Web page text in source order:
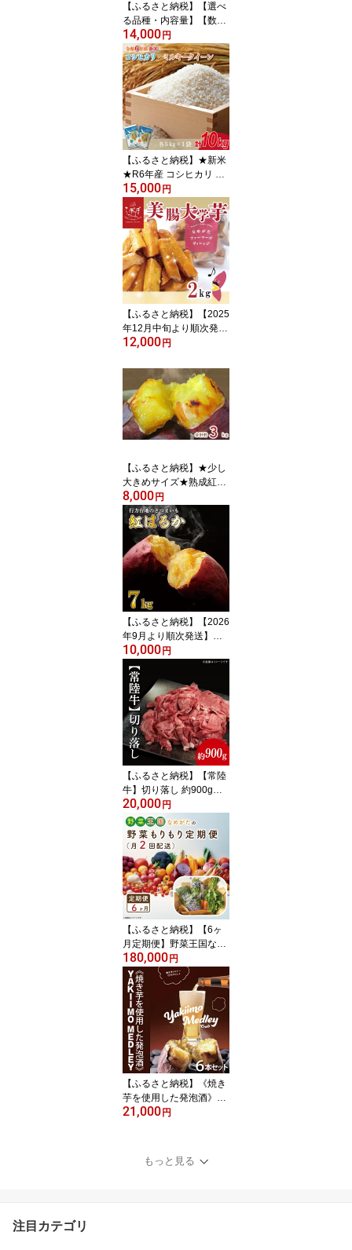
【ふるさと納税】【選べ
る品種・内容量】【数量
限定】R7年産 茨城県産
米｜米 お米 こめ あきた
こまち コシヒカリ ミル
キークイーン にじのきら
めき 令和7年産 茨城県産
行方市 人気
14,000 円
【ふるさと納税】★新米
★R6年産 コシヒカリ 5k
g＋ミルキークイーン 5k
g 茨城県産米 おいし
さ食べ比べセット(HA-10
-1)
15,000 円
【ふるさと納税】【2025
年12月中旬より順次発
送】らぽっぽファーム
も 2kg｜さつまいも 大学
芋 芋 サツマイモ だいが
くいも スイーツ お菓子
冷凍 美腸大学芋 人気 送
料無料 茨城県 行方市 ら
ぽっぽファーム(CQ-25-
12,000 円
【ふるさと納税】★少し
大きめサイズ★熟成紅は
るか冷凍焼き芋約2.8kg
＋おまかせ品種さつまい
も 合計約3kg｜さつまい
も サツマイモ さつま芋
焼き芋 やきいも 冷凍 冷
凍焼き芋 紅はるか 茨城
県 行方市(EY-1)
8,000 円
【ふるさと納税】【2026
年9月より順次発送】★
訳あり★ 無選別 行方台
地のさつまいも 紅はるか
約7kg｜さつまいも 芋 サ
ツマイモ 紅はるか 訳あ
り わけあり 無選別 先行
予約 茨城県 行方市(CU-5
5-7)
10,000 円
【ふるさと納税】【常陸
牛】切り落し 約900g（4
50g×2パック）【茨城県
共通返礼品】｜肉 お肉
牛肉 切り落とし すき焼
き 肉じゃが 野菜炒め A4
ランク 常陸牛 茨城県 行
方市(FL-3)
20,000 円
【ふるさと納税】【6ヶ
月定期便】野菜王国なめ
がたの野菜もりもり定期
便（月2回発送）｜CU-1
41
180,000 円
【ふるさと納税】《焼き
芋を使用した発泡酒》YA
KIIMO MEDLEY（焼き芋
21,000 円
もっと見る
注目カテゴリ